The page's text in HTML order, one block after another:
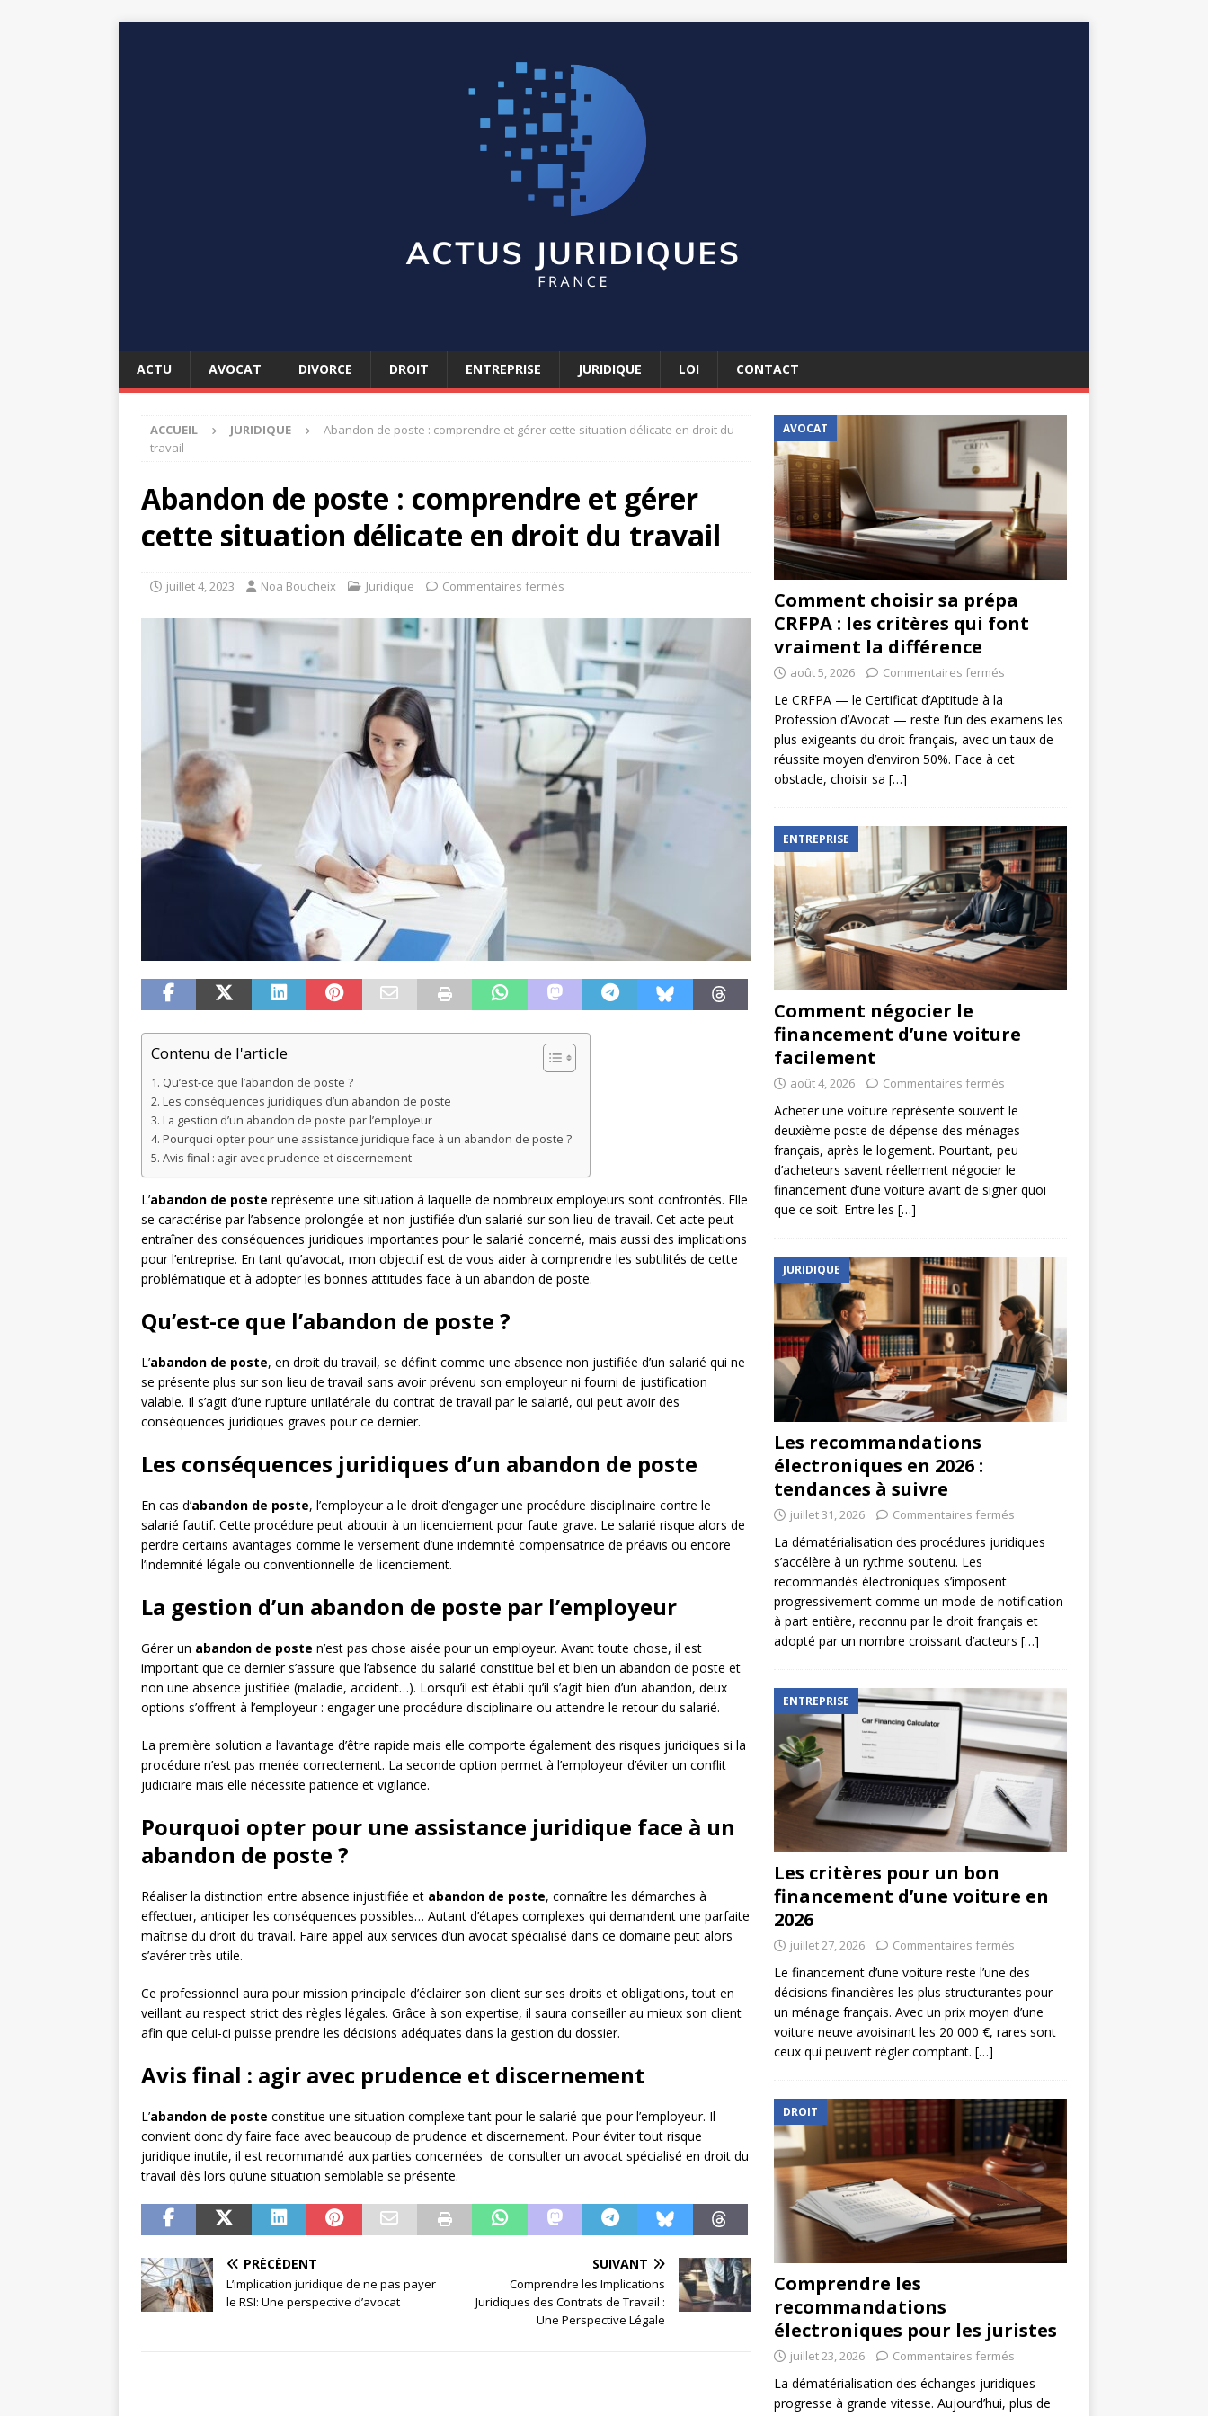
ACTU AVOCAT DIVORCE DROIT ENTREPRISE JURIDIQUE LOI CONTACT
ACCUEIL JURIDIQUE
Abandon de poste : comprendre et gérer cette situation délicate en droit du
travail
Abandon de poste : comprendre et gérer
cette situation délicate en droit du travail
juillet 4, 2023 Noa Boucheix Juridique Commentaires fermés
Contenu de l'article
Qu’est-ce que l’abandon de poste ?
Les conséquences juridiques d’un abandon de poste
La gestion d’un abandon de poste par l’employeur
Pourquoi opter pour une assistance juridique face à un abandon de poste ?
Avis final : agir avec prudence et discernement
L’abandon de poste représente une situation à laquelle de nombreux employeurs sont confrontés. Elle
se caractérise par l’absence prolongée et non justifiée d’un salarié sur son lieu de travail. Cet acte peut
entraîner des conséquences juridiques importantes pour le salarié concerné, mais aussi des implications
pour l’entreprise. En tant qu’avocat, mon objectif est de vous aider à comprendre les subtilités de cette
problématique et à adopter les bonnes attitudes face à un abandon de poste.
Qu’est-ce que l’abandon de poste ?
L’abandon de poste, en droit du travail, se définit comme une absence non justifiée d’un salarié qui ne
se présente plus sur son lieu de travail sans avoir prévenu son employeur ni fourni de justification
valable. Il s’agit d’une rupture unilatérale du contrat de travail par le salarié, qui peut avoir des
conséquences juridiques graves pour ce dernier.
Les conséquences juridiques d’un abandon de poste
En cas d’abandon de poste, l’employeur a le droit d’engager une procédure disciplinaire contre le
salarié fautif. Cette procédure peut aboutir à un licenciement pour faute grave. Le salarié risque alors de
perdre certains avantages comme le versement d’une indemnité compensatrice de préavis ou encore
l’indemnité légale ou conventionnelle de licenciement.
La gestion d’un abandon de poste par l’employeur
Gérer un abandon de poste n’est pas chose aisée pour un employeur. Avant toute chose, il est
important que ce dernier s’assure que l’absence du salarié constitue bel et bien un abandon de poste et
non une absence justifiée (maladie, accident…). Lorsqu’il est établi qu’il s’agit bien d’un abandon, deux
options s’offrent à l’employeur : engager une procédure disciplinaire ou attendre le retour du salarié.
La première solution a l’avantage d’être rapide mais elle comporte également des risques juridiques si la
procédure n’est pas menée correctement. La seconde option permet à l’employeur d’éviter un conflit
judiciaire mais elle nécessite patience et vigilance.
Pourquoi opter pour une assistance juridique face à un
abandon de poste ?
Réaliser la distinction entre absence injustifiée et abandon de poste, connaître les démarches à
effectuer, anticiper les conséquences possibles… Autant d’étapes complexes qui demandent une parfaite
maîtrise du droit du travail. Faire appel aux services d’un avocat spécialisé dans ce domaine peut alors
s’avérer très utile.
Ce professionnel aura pour mission principale d’éclairer son client sur ses droits et obligations, tout en
veillant au respect strict des règles légales. Grâce à son expertise, il saura conseiller au mieux son client
afin que celui-ci puisse prendre les décisions adéquates dans la gestion du dossier.
Avis final : agir avec prudence et discernement
L’abandon de poste constitue une situation complexe tant pour le salarié que pour l’employeur. Il
convient donc d’y faire face avec beaucoup de prudence et discernement. Pour éviter tout risque
juridique inutile, il est recommandé aux parties concernées de consulter un avocat spécialisé en droit du
travail dès lors qu’une situation semblable se présente.
PRÉCÉDENT
L’implication juridique de ne pas payer
le RSI: Une perspective d’avocat
SUIVANT
Comprendre les Implications
Juridiques des Contrats de Travail :
Une Perspective Légale
AVOCAT
Comment choisir sa prépa
CRFPA : les critères qui font
vraiment la différence
août 5, 2026 Commentaires fermés
Le CRFPA — le Certificat d’Aptitude à la
Profession d’Avocat — reste l’un des examens les
plus exigeants du droit français, avec un taux de
réussite moyen d’environ 50%. Face à cet
obstacle, choisir sa […]
ENTREPRISE
Comment négocier le
financement d’une voiture
facilement
août 4, 2026 Commentaires fermés
Acheter une voiture représente souvent le
deuxième poste de dépense des ménages
français, après le logement. Pourtant, peu
d’acheteurs savent réellement négocier le
financement d’une voiture avant de signer quoi
que ce soit. Entre les […]
JURIDIQUE
Les recommandations
électroniques en 2026 :
tendances à suivre
juillet 31, 2026 Commentaires fermés
La dématérialisation des procédures juridiques
s’accélère à un rythme soutenu. Les
recommandés électroniques s’imposent
progressivement comme un mode de notification
à part entière, reconnu par le droit français et
adopté par un nombre croissant d’acteurs […]
ENTREPRISE
Les critères pour un bon
financement d’une voiture en
2026
juillet 27, 2026 Commentaires fermés
Le financement d’une voiture reste l’une des
décisions financières les plus structurantes pour
un ménage français. Avec un prix moyen d’une
voiture neuve avoisinant les 20 000 €, rares sont
ceux qui peuvent régler comptant. […]
DROIT
Comprendre les
recommandations
électroniques pour les juristes
juillet 23, 2026 Commentaires fermés
La dématérialisation des échanges juridiques
progresse à grande vitesse. Aujourd’hui, plus de